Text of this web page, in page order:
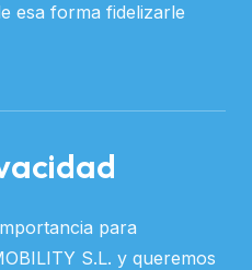
esa forma fidelizarle
para
S.L. y queremos